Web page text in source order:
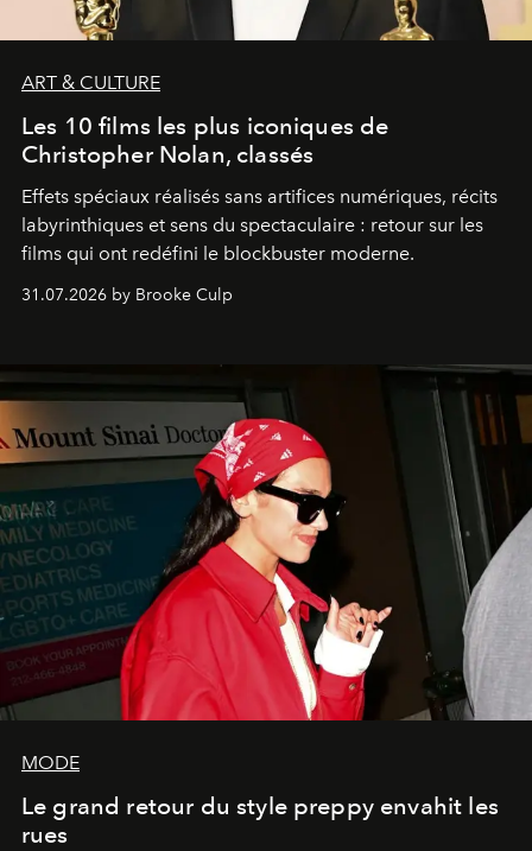
ART & CULTURE
Les 10 films les plus iconiques de
Christopher Nolan, classés
Effets spéciaux réalisés sans artifices numériques, récits
labyrinthiques et sens du spectaculaire : retour sur les
films qui ont redéfini le blockbuster moderne.
31.07.2026 by Brooke Culp
MODE
Le grand retour du style preppy envahit les
rues